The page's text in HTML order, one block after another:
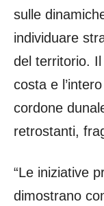
sulle
individuare
del territorio.
costa e
cordone
retrostanti,
“Le iniziative
dimostrano